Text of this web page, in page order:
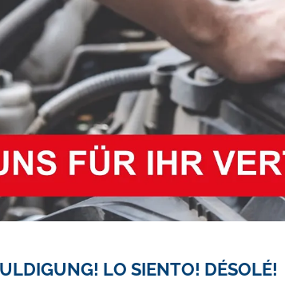
LO SIENTO! DÉSOLÉ!